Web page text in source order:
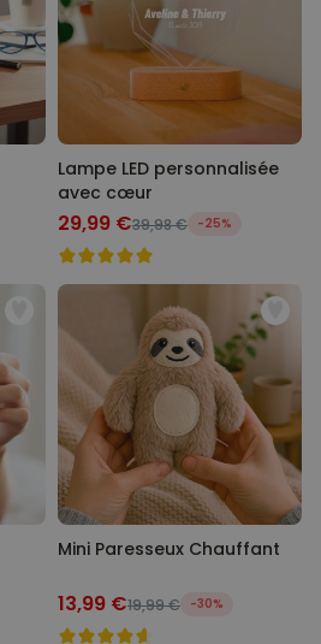
Lampe LED personnalisée
avec cœur
29,99 €39,98 € -25%
Mini Paresseux Chauffant
13,99 €19,99 € -30%